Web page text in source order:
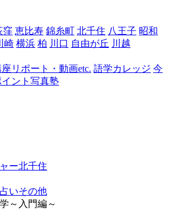
千
窪 恵比寿 錦糸町 北千住 八王子 昭和
崎 横浜 柏 川口 自由が丘 川越
リポート・動画etc. 語学カレッジ 今
イント写真塾
ー北千住
いその他
～入門編～